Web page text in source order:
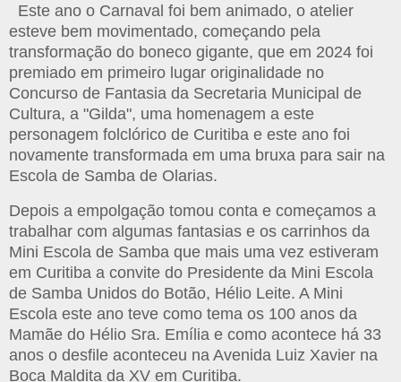
Este ano o Carnaval foi bem animado, o atelier
esteve bem movimentado, começando pela
transformação do boneco gigante, que em 2024 foi
premiado em primeiro lugar originalidade no
Concurso de Fantasia da Secretaria Municipal de
Cultura, a "Gilda", uma homenagem a este
personagem folclórico de Curitiba e este ano foi
novamente transformada em uma bruxa para sair na
Escola de Samba de Olarias.
Depois a empolgação tomou conta e começamos a
trabalhar com algumas fantasias e os carrinhos da
Mini Escola de Samba que mais uma vez estiveram
em Curitiba a convite do Presidente da Mini Escola
de Samba Unidos do Botão, Hélio Leite. A Mini
Escola este ano teve como tema os 100 anos da
Mamãe do Hélio Sra. Emília e como acontece há 33
anos o desfile aconteceu na Avenida Luiz Xavier na
Boca Maldita da XV em Curitiba.